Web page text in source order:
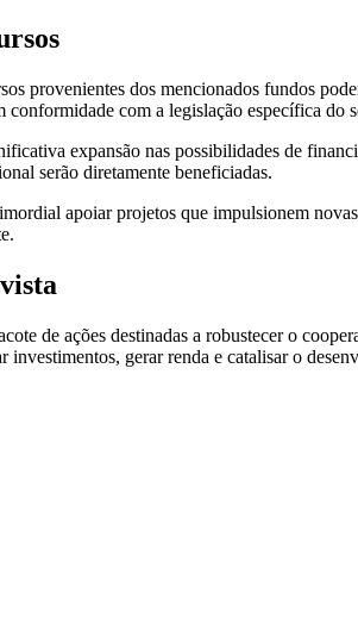
provenientes dos mencionados fundos
conformidade com a legislação específica do
expansão nas possibilidades de
serão diretamente beneficiadas.
apoiar projetos que impulsionem
de ações destinadas a robustecer o
investimentos, gerar renda e catalisar o